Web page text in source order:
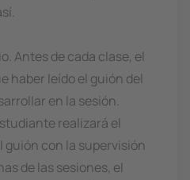
Antes de cada clase, el
haber leído el guión del
en la sesión.
realizará el
guión con la supervisión
de las sesiones, el